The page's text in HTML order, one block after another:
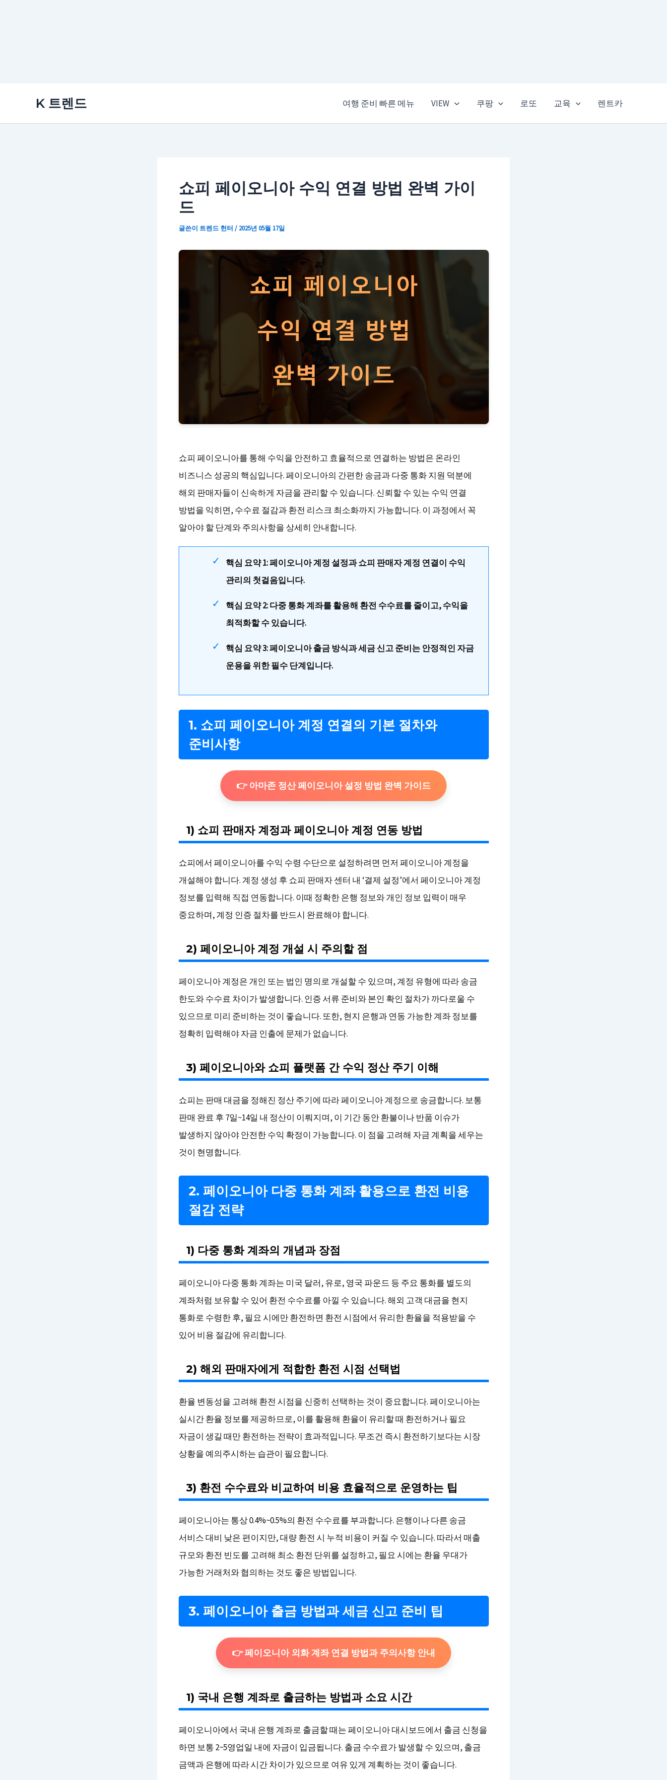
K 트렌드 여행 준비 빠른 메뉴 VIEW 쿠팡 로또 교육 렌트카
쇼피 페이오니아 수익 연결 방법 완벽 가이
드
글쓴이 트렌드 헌터 / 2025년 05월 17일
쇼피 페이오니아를 통해 수익을 안전하고 효율적으로 연결하는 방법은 온라인
비즈니스 성공의 핵심입니다. 페이오니아의 간편한 송금과 다중 통화 지원 덕분에
해외 판매자들이 신속하게 자금을 관리할 수 있습니다. 신뢰할 수 있는 수익 연결
방법을 익히면, 수수료 절감과 환전 리스크 최소화까지 가능합니다. 이 과정에서 꼭
알아야 할 단계와 주의사항을 상세히 안내합니다.
핵심 요약 1: 페이오니아 계정 설정과 쇼피 판매자 계정 연결이 수익
관리의 첫걸음입니다.
핵심 요약 2: 다중 통화 계좌를 활용해 환전 수수료를 줄이고, 수익을
최적화할 수 있습니다.
핵심 요약 3: 페이오니아 출금 방식과 세금 신고 준비는 안정적인 자금
운용을 위한 필수 단계입니다.
1. 쇼피 페이오니아 계정 연결의 기본 절차와
준비사항
👉 아마존 정산 페이오니아 설정 방법 완벽 가이드
1) 쇼피 판매자 계정과 페이오니아 계정 연동 방법
쇼피에서 페이오니아를 수익 수령 수단으로 설정하려면 먼저 페이오니아 계정을
개설해야 합니다. 계정 생성 후 쇼피 판매자 센터 내 ‘결제 설정’에서 페이오니아 계정
정보를 입력해 직접 연동합니다. 이때 정확한 은행 정보와 개인 정보 입력이 매우
중요하며, 계정 인증 절차를 반드시 완료해야 합니다.
2) 페이오니아 계정 개설 시 주의할 점
페이오니아 계정은 개인 또는 법인 명의로 개설할 수 있으며, 계정 유형에 따라 송금
한도와 수수료 차이가 발생합니다. 인증 서류 준비와 본인 확인 절차가 까다로울 수
있으므로 미리 준비하는 것이 좋습니다. 또한, 현지 은행과 연동 가능한 계좌 정보를
정확히 입력해야 자금 인출에 문제가 없습니다.
3) 페이오니아와 쇼피 플랫폼 간 수익 정산 주기 이해
쇼피는 판매 대금을 정해진 정산 주기에 따라 페이오니아 계정으로 송금합니다. 보통
판매 완료 후 7일~14일 내 정산이 이뤄지며, 이 기간 동안 환불이나 반품 이슈가
발생하지 않아야 안전한 수익 확정이 가능합니다. 이 점을 고려해 자금 계획을 세우는
것이 현명합니다.
2. 페이오니아 다중 통화 계좌 활용으로 환전 비용
절감 전략
1) 다중 통화 계좌의 개념과 장점
페이오니아 다중 통화 계좌는 미국 달러, 유로, 영국 파운드 등 주요 통화를 별도의
계좌처럼 보유할 수 있어 환전 수수료를 아낄 수 있습니다. 해외 고객 대금을 현지
통화로 수령한 후, 필요 시에만 환전하면 환전 시점에서 유리한 환율을 적용받을 수
있어 비용 절감에 유리합니다.
2) 해외 판매자에게 적합한 환전 시점 선택법
환율 변동성을 고려해 환전 시점을 신중히 선택하는 것이 중요합니다. 페이오니아는
실시간 환율 정보를 제공하므로, 이를 활용해 환율이 유리할 때 환전하거나 필요
자금이 생길 때만 환전하는 전략이 효과적입니다. 무조건 즉시 환전하기보다는 시장
상황을 예의주시하는 습관이 필요합니다.
3) 환전 수수료와 비교하여 비용 효율적으로 운영하는 팁
페이오니아는 통상 0.4%~0.5%의 환전 수수료를 부과합니다. 은행이나 다른 송금
서비스 대비 낮은 편이지만, 대량 환전 시 누적 비용이 커질 수 있습니다. 따라서 매출
규모와 환전 빈도를 고려해 최소 환전 단위를 설정하고, 필요 시에는 환율 우대가
가능한 거래처와 협의하는 것도 좋은 방법입니다.
3. 페이오니아 출금 방법과 세금 신고 준비 팁
👉 페이오니아 외화 계좌 연결 방법과 주의사항 안내
1) 국내 은행 계좌로 출금하는 방법과 소요 시간
페이오니아에서 국내 은행 계좌로 출금할 때는 페이오니아 대시보드에서 출금 신청을
하면 보통 2~5영업일 내에 자금이 입금됩니다. 출금 수수료가 발생할 수 있으며, 출금
금액과 은행에 따라 시간 차이가 있으므로 여유 있게 계획하는 것이 좋습니다.